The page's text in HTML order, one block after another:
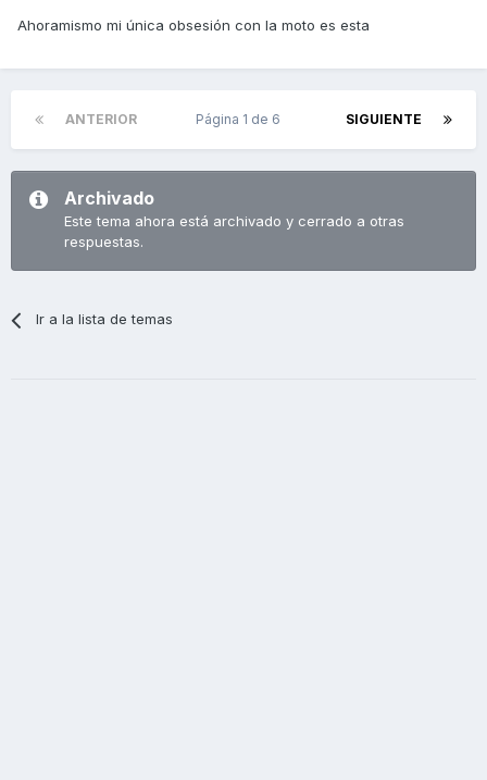
Ahoramismo mi única obsesión con la moto es esta
ANTERIOR SIGUIENTE
Página 1 de 6
Archivado
Este tema ahora está archivado y cerrado a otras
respuestas.
Ir a la lista de temas